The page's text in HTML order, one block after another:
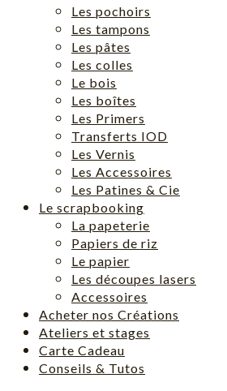
Les pochoirs
Les tampons
Les pâtes
Les colles
Le bois
Les boîtes
Les Primers
Transferts IOD
Les Vernis
Les Accessoires
Les Patines & Cie
Le scrapbooking
La papeterie
Papiers de riz
Le papier
Les découpes lasers
Accessoires
Acheter nos Créations
Ateliers et stages
Carte Cadeau
Conseils & Tutos